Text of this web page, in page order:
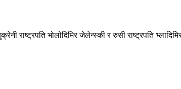
राष्ट्रपति भोलोदिमिर जेलेन्स्की र रुसी राष्ट्रपति